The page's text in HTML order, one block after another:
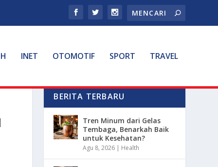
INET OTOMOTIF SPORT TRAVEL
BERITA TERBARU
Tren Minum dari Gelas
Tembaga, Benarkah Baik
untuk Kesehatan?
Agu 8, 2026 | Health